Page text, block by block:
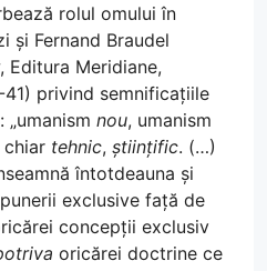
rolul omului în
și Fernand Braudel
, Editura Meridiane,
privind semnificațiile
„umanism nou, umanism
tehnic, științific. (…)
întotdeauna și
exclusive față de
concepții exclusiv
oricărei doctrine ce